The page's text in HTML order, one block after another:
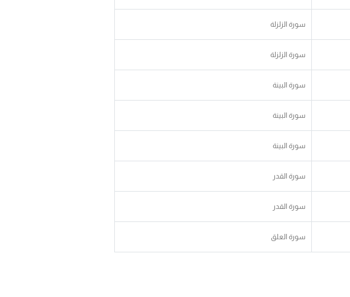
سورة الزلزلة
سورة الزلزلة
سورة البينة
سورة البينة
سورة البينة
سورة القدر
سورة القدر
سورة العلق